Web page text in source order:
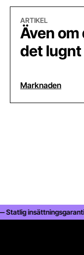
ARTIKEL
Även
det lugnt
Marknaden
insättningsgaranti —